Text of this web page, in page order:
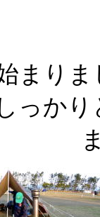
まり
っか